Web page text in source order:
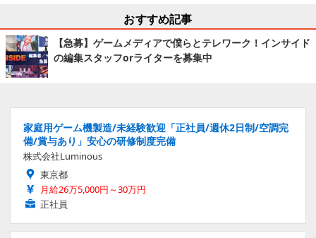
おすすめ記事
【急募】ゲームメディアで僕らとテレワーク！インサイド
の編集スタッフorライターを募集中
家庭用ゲーム機製造/未経験歓迎「正社員/週休2日制/空調完
備/賞与あり」安心の研修制度完備
株式会社Luminous
東京都
月給26万5,000円～30万円
正社員